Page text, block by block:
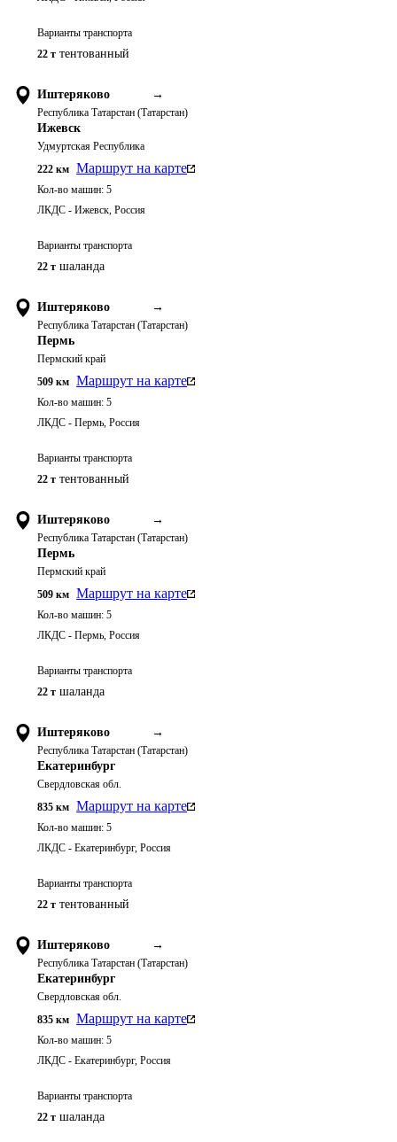
Варианты транспорта
22 т тентованный
Иштеряково →
Республика Татарстан (Татарстан)
Ижевск
Удмуртская Республика
222 км Маршрут на карте
Кол-во машин: 5
ЛКДС - Ижевск, Россия
Варианты транспорта
22 т шаланда
Иштеряково →
Республика Татарстан (Татарстан)
Пермь
Пермский край
509 км Маршрут на карте
Кол-во машин: 5
ЛКДС - Пермь, Россия
Варианты транспорта
22 т тентованный
Иштеряково →
Республика Татарстан (Татарстан)
Пермь
Пермский край
509 км Маршрут на карте
Кол-во машин: 5
ЛКДС - Пермь, Россия
Варианты транспорта
22 т шаланда
Иштеряково →
Республика Татарстан (Татарстан)
Екатеринбург
Свердловская обл.
835 км Маршрут на карте
Кол-во машин: 5
ЛКДС - Екатеринбург, Россия
Варианты транспорта
22 т тентованный
Иштеряково →
Республика Татарстан (Татарстан)
Екатеринбург
Свердловская обл.
835 км Маршрут на карте
Кол-во машин: 5
ЛКДС - Екатеринбург, Россия
Варианты транспорта
22 т шаланда